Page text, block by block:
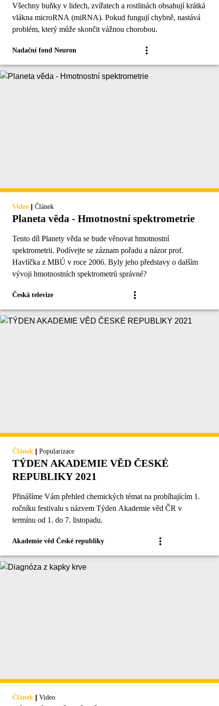
Všechny buňky v lidech, zvířatech a rostlinách obsahují krátká
vlákna microRNA (miRNA). Pokud fungují chybně, nastává
problém, který může skončit vážnou chorobou.
Nadační fond Neuron
Video | Článek
Planeta věda - Hmotnostní spektrometrie
Tento díl Planety věda se bude věnovat hmotnostní
spektrometrii. Podívejte se záznam pořadu a názor prof.
Havlíčka z MBÚ v roce 2006. Byly jeho představy o dalším
vývoji hmotnostních spektrometrů správné?
Česká televize
Článek | Popularizace
TÝDEN AKADEMIE VĚD ČESKÉ
REPUBLIKY 2021
Přinášíme Vám přehled chemických témat na probíhajícím 1.
ročníku festivalu s názvem Týden Akademie věd ČR v
termínu od 1. do 7. listopadu.
Akademie věd České republiky
Článek | Video